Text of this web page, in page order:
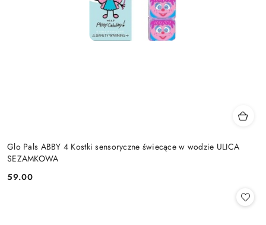
Glo Pals ABBY 4 Kostki sensoryczne świecące w wodzie ULICA
SEZAMKOWA
Cena:
59.00